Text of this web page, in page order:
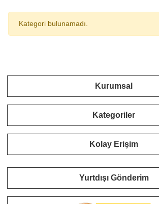
Kategori bulunamadı.
Kurumsal
Kategoriler
Kolay Erişim
Yurtdışı Gönderim